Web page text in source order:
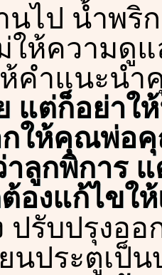
นไป น้ำพริ
ห้ความดูแ
คำแนะน
แต่ก็อย่าใ
กให้คุณพ่อ
าลูกพิการ
องแก้ไขให้
ปรับปรุงอ
นประตูเป็